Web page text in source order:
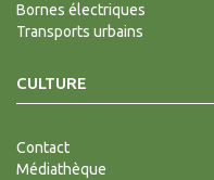
Bornes électriques
Transports urbains
CULTURE
Contact
Médiathèque